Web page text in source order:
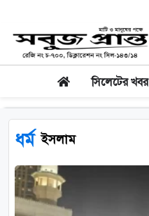
সিলেটের খবর
ধর্ম ইসলাম